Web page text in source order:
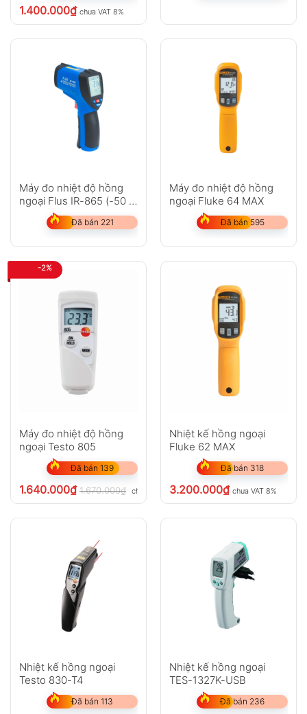
1.400.000₫ chưa VAT 8%
Máy đo nhiệt độ hồng
ngoại Flus IR-865 (-50 ~
1850?C)
Đã bán 221
Máy đo nhiệt độ hồng
ngoại Fluke 64 MAX
Đã bán 595
-2%
Máy đo nhiệt độ hồng
ngoại Testo 805
Đã bán 139
1.640.000₫ 1.670.000₫ chưa VAT 8%
Nhiệt kế hồng ngoại
Fluke 62 MAX
Đã bán 318
3.200.000₫ chưa VAT 8%
Nhiệt kế hồng ngoại
Testo 830-T4
Đã bán 113
Nhiệt kế hồng ngoại
TES-1327K-USB
Đã bán 236